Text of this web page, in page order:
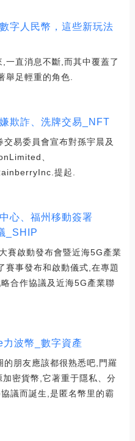
字人民幣，這些新玩法
一直消息不斷,而其中覆蓋了
舉足輕重的角色.
欺詐、洗牌交易_NFT
易委員會宣布對孫宇晨及
、
提起.
心、福州移動簽署
_SHIP
賽啟動發布會暨近海5G產業
賽事發布和啟動儀式,在專題
合作協議及近海5G產業聯
波幣_數字資產
的朋友應該都很熟悉吧,門羅
密貨幣,它著重于隱私、分
議而誕生,是匿名幣里的霸